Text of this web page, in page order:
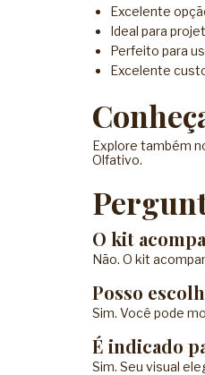
Excelente
Ideal para
Perfeito para
Excelente
Explore também
Olfativo.
O kit
Não. O kit
Posso
Sim. Você pode
É indicado
Sim. Seu visual